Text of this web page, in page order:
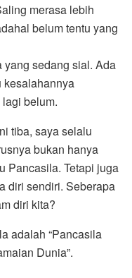
merasa lebih
belum tentu yang
yang sedang sial. Ada
kesalahannya
belum.
tiba, saya selalu
bukan hanya
Pancasila. Tetapi juga
diri sendiri. Seberapa
diri kita?
adalah “Pancasila
Dunia”.